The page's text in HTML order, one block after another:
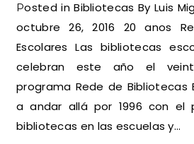
Posted in Bibliotecas By Luis Miguel Cencerrado On
octubre 26, 2016 20 anos
Escolares Las bibliotecas
celebran este año el
programa Rede de Bibliotecas
a andar allá por 1996 con el
bibliotecas en las escuelas y…